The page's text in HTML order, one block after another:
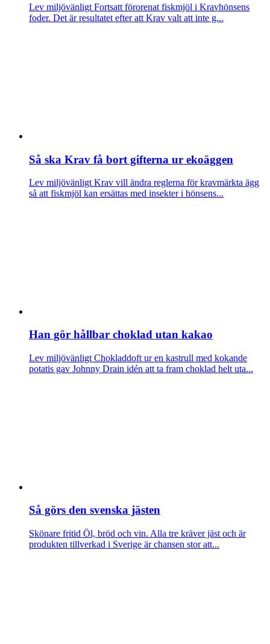
Lev miljövänligt Fortsatt förorenat fiskmjöl i Kravhönsens
foder. Det är resultatet efter att Krav valt att inte g...
Så ska Krav få bort gifterna ur ekoäggen
Lev miljövänligt Krav vill ändra reglerna för kravmärkta ägg
så att fiskmjöl kan ersättas med insekter i hönsens...
Han gör hållbar choklad utan kakao
Lev miljövänligt Chokladdoft ur en kastrull med kokande
potatis gav Johnny Drain idén att ta fram choklad helt uta...
Så görs den svenska jästen
Skönare fritid Öl, bröd och vin. Alla tre kräver jäst och är
produkten tillverkad i Sverige är chansen stor att...